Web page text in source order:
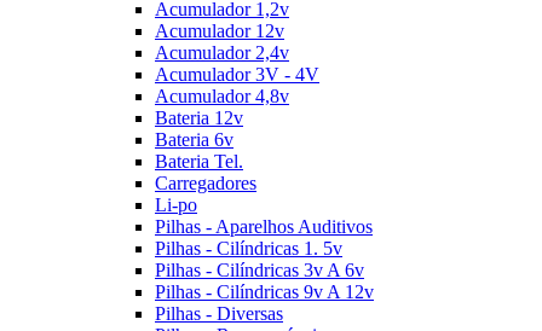
Acumulador 1,2v
Acumulador 12v
Acumulador 2,4v
Acumulador 3V - 4V
Acumulador 4,8v
Bateria 12v
Bateria 6v
Bateria Tel.
Carregadores
Li-po
Pilhas - Aparelhos Auditivos
Pilhas - Cilíndricas 1. 5v
Pilhas - Cilíndricas 3v A 6v
Pilhas - Cilíndricas 9v A 12v
Pilhas - Diversas